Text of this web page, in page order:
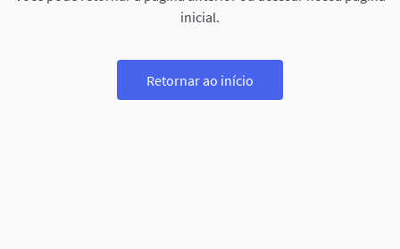
inicial.
Retornar ao início